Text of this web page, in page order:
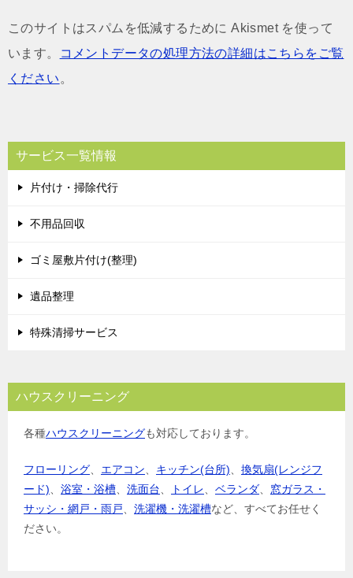
このサイトはスパムを低減するために Akismet を使って
います。
コメントデータの処理方法の詳細はこちらをご覧
ください 。
サービス一覧情報
片付け・掃除代行
不用品回収
ゴミ屋敷片付け(整理)
遺品整理
特殊清掃サービス
ハウスクリーニング
各種ハウスクリーニングも対応しております。
フローリング エアコン キッチン(台所)
換気扇(レンジフ
ード)
浴室・浴槽 洗面台 トイレ ベランダ
窓ガラス・
サッシ・網戸・雨戸
洗濯機・洗濯槽など、すべてお任せく
ださい。